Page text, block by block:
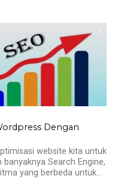
1
Dengan
website kita untuk
banyaknya Search Engine,
yang berbeda untuk...